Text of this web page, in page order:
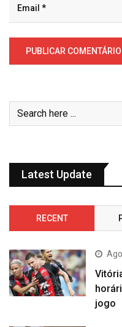
Latest Update
RECENT
jogo